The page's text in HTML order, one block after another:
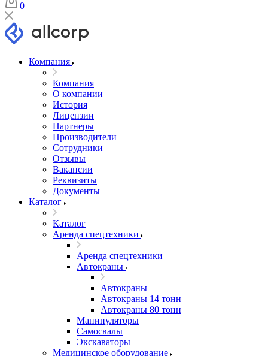
0
Компания
Компания
О компании
История
Лицензии
Партнеры
Производители
Сотрудники
Отзывы
Вакансии
Реквизиты
Документы
Каталог
Каталог
Аренда спецтехники
Аренда спецтехники
Автокраны
Автокраны
Автокраны 14 тонн
Автокраны 80 тонн
Манипуляторы
Самосвалы
Экскаваторы
Медицинское оборудование